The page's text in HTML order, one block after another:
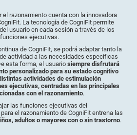
el razonamiento cuenta con la innovadora
La tecnología de CogniFit permite
usuario en cada sesión a través de los
ejecutivas.
de CogniFit, se podrá adaptar tanto la
actividad a las necesidades específicas
esta forma, el usuariosiempre disfrutará
personalizado para su estado cognitivo
actividades de estimulación
ejecutivas, centradas en las principales
con el razonamiento.
las funciones ejecutivas del
el razonamiento de CogniFit entrena las
adultos o mayores con o sin trastorno.